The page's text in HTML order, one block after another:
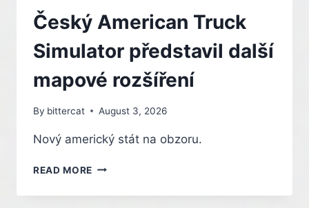
Český American Truck
Simulator představil další
mapové rozšíření
By bittercat August 3, 2026
Nový americký stát na obzoru.
READ MORE ČESKÝ
TRUCK